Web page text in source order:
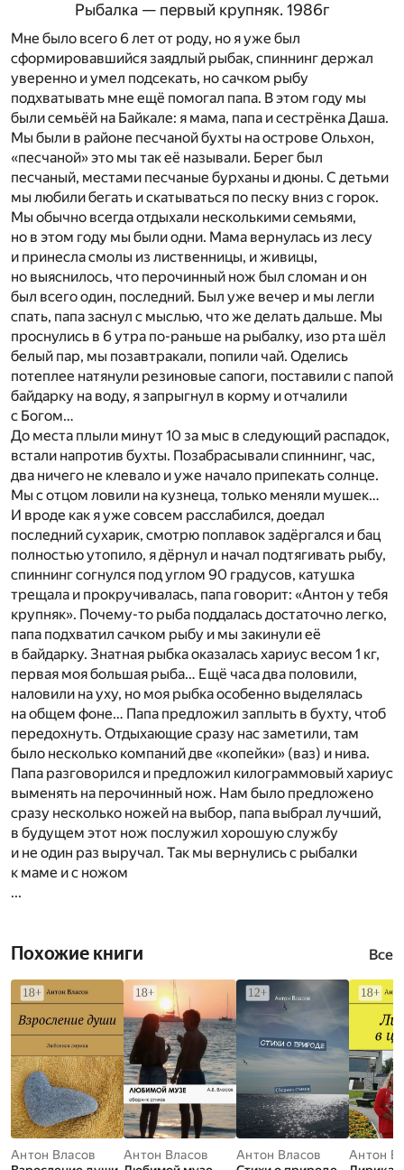
Рыбалка — первый крупняк. 1986г
Мне было всего 6 лет от роду, но я уже был
сформировавшийся заядлый рыбак, спиннинг держал
уверенно и умел подсекать, но сачком рыбу
подхватывать мне ещё помогал папа. В этом году мы
были семьёй на Байкале: я мама, папа и сестрёнка Даша.
Мы были в районе песчаной бухты на острове Ольхон,
«песчаной» это мы так её называли. Берег был
песчаный, местами песчаные бурханы и дюны. С детьми
мы любили бегать и скатываться по песку вниз с горок.
Мы обычно всегда отдыхали несколькими семьями,
но в этом году мы были одни. Мама вернулась из лесу
и принесла смолы из лиственницы, и живицы,
но выяснилось, что перочинный нож был сломан и он
был всего один, последний. Был уже вечер и мы легли
спать, папа заснул с мыслью, что же делать дальше. Мы
проснулись в 6 утра по-раньше на рыбалку, изо рта шёл
белый пар, мы позавтракали, попили чай. Оделись
потеплее натянули резиновые сапоги, поставили с папой
байдарку на воду, я запрыгнул в корму и отчалили
с Богом…
До места плыли минут 10 за мыс в следующий распадок,
встали напротив бухты. Позабрасывали спиннинг, час,
два ничего не клевало и уже начало припекать солнце.
Мы с отцом ловили на кузнеца, только меняли мушек…
И вроде как я уже совсем расслабился, доедал
последний сухарик, смотрю поплавок задёргался и бац
полностью утопило, я дёрнул и начал подтягивать рыбу,
спиннинг согнулся под углом 90 градусов, катушка
трещала и прокручивалась, папа говорит: «Антон у тебя
крупняк». Почему-то рыба поддалась достаточно легко,
папа подхватил сачком рыбу и мы закинули её
в байдарку. Знатная рыбка оказалась хариус весом 1 кг,
первая моя большая рыба… Ещё часа два половили,
наловили на уху, но моя рыбка особенно выделялась
на общем фоне… Папа предложил заплыть в бухту, чтоб
передохнуть. Отдыхающие сразу нас заметили, там
было несколько компаний две «копейки» (ваз) и нива.
Папа разговорился и предложил килограммовый хариус
выменять на перочинный нож. Нам было предложено
сразу несколько ножей на выбор, папа выбрал лучший,
в будущем этот нож послужил хорошую службу
и не один раз выручал. Так мы вернулись с рыбалки
к маме и с ножом
...
Похожие книги Все
Антон Власов
Антон Власов
Антон Власов
Антон